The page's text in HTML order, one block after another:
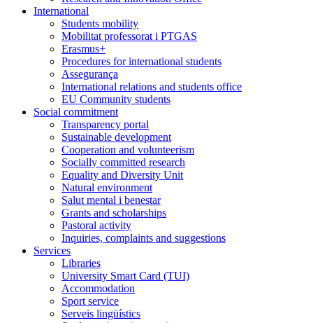
International
Students mobility
Mobilitat professorat i PTGAS
Erasmus+
Procedures for international students
Assegurança
International relations and students office
EU Community students
Social commitment
Transparency portal
Sustainable development
Cooperation and volunteerism
Socially committed research
Equality and Diversity Unit
Natural environment
Salut mental i benestar
Grants and scholarships
Pastoral activity
Inquiries, complaints and suggestions
Services
Libraries
University Smart Card (TUI)
Accommodation
Sport service
Serveis lingüístics